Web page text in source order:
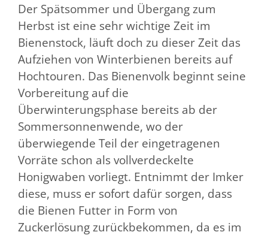
Der Spätsommer und Übergang zum
Herbst ist eine sehr wichtige Zeit im
Bienenstock, läuft doch zu dieser Zeit das
Aufziehen von Winterbienen bereits auf
Hochtouren. Das Bienenvolk beginnt seine
Vorbereitung auf die
Überwinterungsphase bereits ab der
Sommersonnenwende, wo der
überwiegende Teil der eingetragenen
Vorräte schon als vollverdeckelte
Honigwaben vorliegt. Entnimmt der Imker
diese, muss er sofort dafür sorgen, dass
die Bienen Futter in Form von
Zuckerlösung zurückbekommen, da es im